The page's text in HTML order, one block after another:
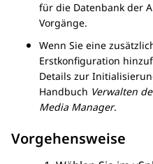
für die Datenbank der
Vorgänge.
Wenn Sie eine
Erstkonfiguration
Details zur
Handbuch Verwalten
Media Manager.
Vorgehensweise